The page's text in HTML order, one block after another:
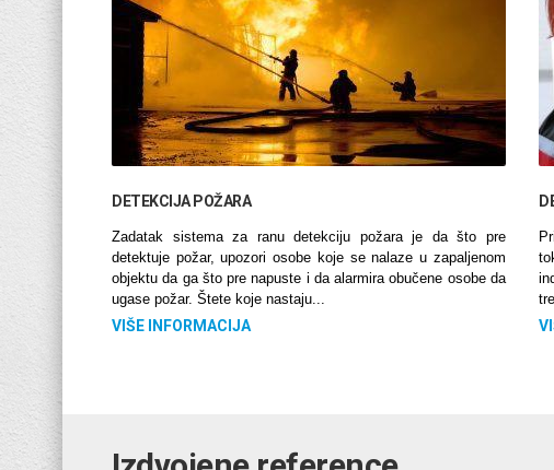
DETEKCIJA POŽARA
Zadatak sistema za ranu detekciju požara je da što pre
detektuje požar, upozori osobe koje se nalaze u zapaljenom
objektu da ga što pre napuste i da alarmira obučene osobe da
ugase požar. Štete koje nastaju...
VIŠE INFORMACIJA